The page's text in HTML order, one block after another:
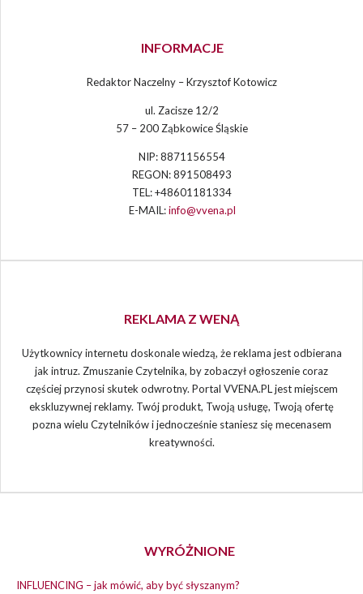
INFORMACJE
Redaktor Naczelny – Krzysztof Kotowicz
ul. Zacisze 12/2
57 – 200 Ząbkowice Śląskie
NIP: 8871156554
REGON: 891508493
TEL: +48601181334
E-MAIL:info@vvena.pl
REKLAMA Z WENĄ
Użytkownicy internetu doskonale wiedzą, że reklama jest odbierana
jak intruz. Zmuszanie Czytelnika, by zobaczył ogłoszenie coraz
częściej przynosi skutek odwrotny. Portal VVENA.PL jest miejscem
ekskluzywnej reklamy. Twój produkt, Twoją usługę, Twoją ofertę
pozna wielu Czytelników i jednocześnie staniesz się mecenasem
kreatywności.
WYRÓŻNIONE
INFLUENCING – jak mówić, aby być słyszanym?